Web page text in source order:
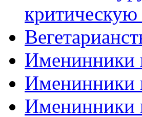
Именинники
Именинники
Именинники